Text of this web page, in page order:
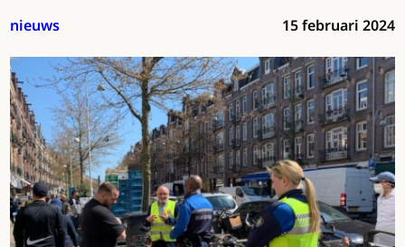
nieuws 15 februari 2024